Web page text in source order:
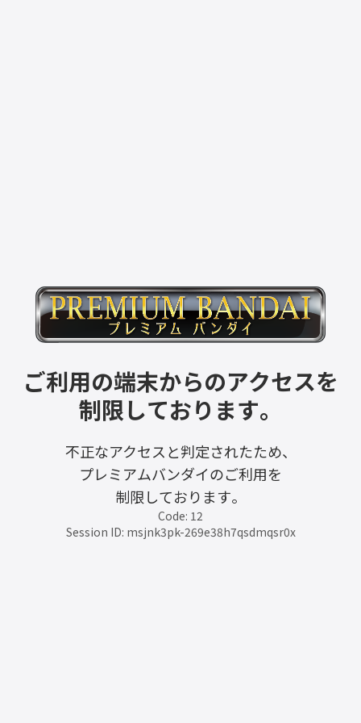
ご利用の端末からのアクセスを
制限しております。
不正なアクセスと判定されたため、
プレミアムバンダイのご利用を
制限しております。
Code: 12
Session ID: msjnk3pk-269e38h7qsdmqsr0x